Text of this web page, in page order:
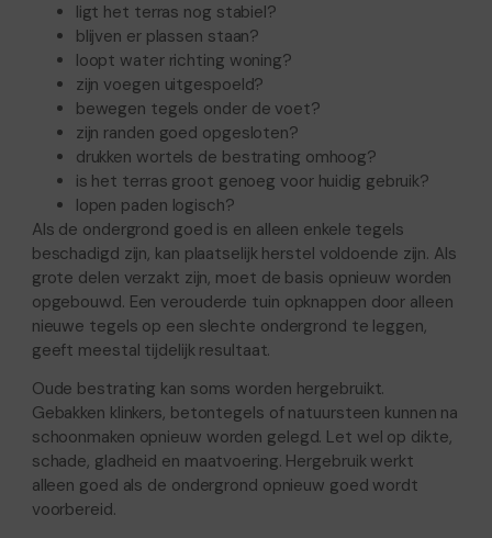
ligt het terras nog stabiel?
blijven er plassen staan?
loopt water richting woning?
zijn voegen uitgespoeld?
bewegen tegels onder de voet?
zijn randen goed opgesloten?
drukken wortels de bestrating omhoog?
is het terras groot genoeg voor huidig gebruik?
lopen paden logisch?
Als de ondergrond goed is en alleen enkele tegels
beschadigd zijn, kan plaatselijk herstel voldoende zijn. Als
grote delen verzakt zijn, moet de basis opnieuw worden
opgebouwd. Een verouderde tuin opknappen door alleen
nieuwe tegels op een slechte ondergrond te leggen,
geeft meestal tijdelijk resultaat.
Oude bestrating kan soms worden hergebruikt.
Gebakken klinkers, betontegels of natuursteen kunnen na
schoonmaken opnieuw worden gelegd. Let wel op dikte,
schade, gladheid en maatvoering. Hergebruik werkt
alleen goed als de ondergrond opnieuw goed wordt
voorbereid.